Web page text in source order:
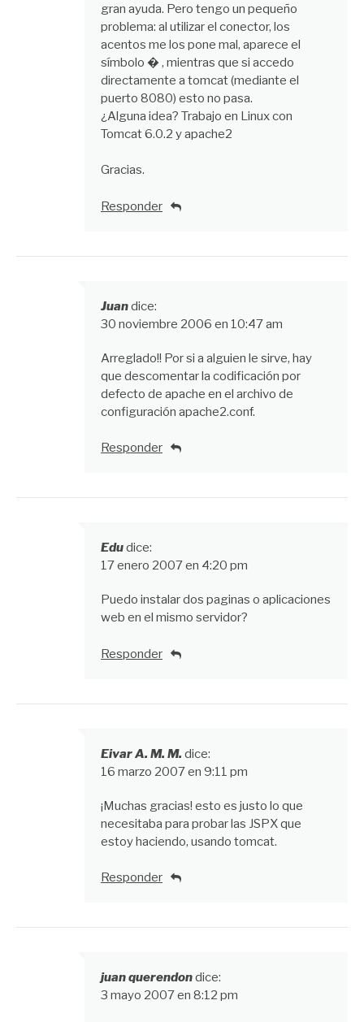
gran ayuda. Pero tengo un pequeño
problema: al utilizar el conector, los
acentos me los pone mal, aparece el
símbolo � , mientras que si accedo
directamente a tomcat (mediante el
puerto 8080) esto no pasa.
¿Alguna idea? Trabajo en Linux con
Tomcat 6.0.2 y apache2
Gracias.
Responder
Juandice:
30 noviembre 2006 en 10:47 am
Arreglado!! Por si a alguien le sirve, hay
que descomentar la codificación por
defecto de apache en el archivo de
configuración apache2.conf.
Responder
Edudice:
17 enero 2007 en 4:20 pm
Puedo instalar dos paginas o aplicaciones
web en el mismo servidor?
Responder
Eivar A. M. M. dice:
16 marzo 2007 en 9:11 pm
¡Muchas gracias! esto es justo lo que
necesitaba para probar las JSPX que
estoy haciendo, usando tomcat.
Responder
juan querendondice:
3 mayo 2007 en 8:12 pm